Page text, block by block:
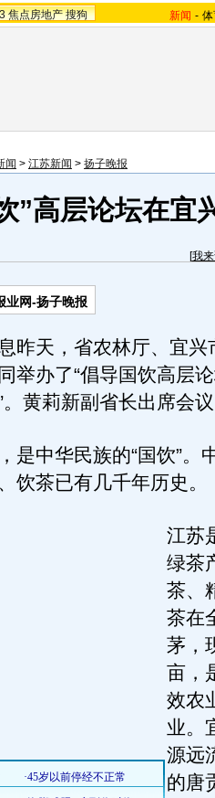
焦点房地产 搜狗 新闻 -
闻 > 江苏新闻 > 扬子晚报
”高层论坛在宜
[我
业网-扬子晚报
天，省农林厅、宜兴
举办了“倡导国饮高层
。黄莉新副省长出席会
中华民族的“国饮”。
饮茶已有几千年历史。
江苏
绿茶
茶、
茶在
茅，
亩，
效农
业。
源远
的唐